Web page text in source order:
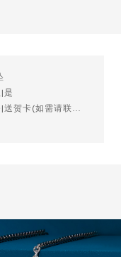
是
|送贺卡(如需请联系